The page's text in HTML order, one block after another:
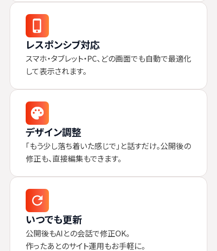
レスポンシブ対応
スマホ・タブレット・PC、どの画面でも自動で最適化
して表示されます。
デザイン調整
「もう少し落ち着いた感じで」と話すだけ。公開後の
修正も、直接編集もできます。
いつでも更新
公開後もAIとの会話で修正OK。
作ったあとのサイト運用もお手軽に。